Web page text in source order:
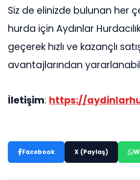
Siz de elinizde bulunan her
hurda için Aydınlar
geçerek hızlı ve kazançlı
avantajlarından
İletişim: https://
Facebook X (Paylaş)